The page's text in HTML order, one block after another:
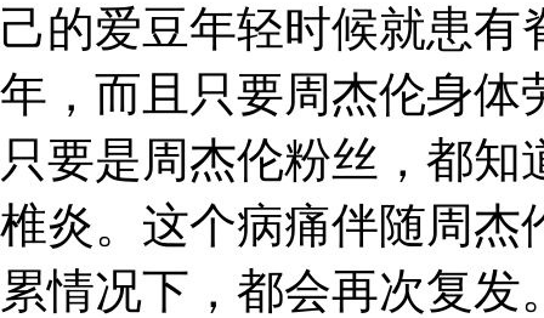
己的爱豆年轻时候就患
年，而且只要周杰伦身体
只要是周杰伦粉丝，都
椎炎。这个病痛伴随周杰
累情况下，都会再次复